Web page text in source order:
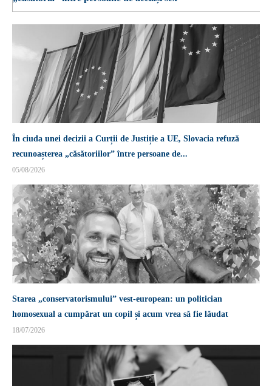
În ciuda unei decizii a Curții de Justiție a UE, Slovacia refuză
recunoașterea „căsătoriilor” între persoane de...
05/08/2026
Starea „conservatorismului” vest-european: un politician
homosexual a cumpărat un copil și acum vrea să fie lăudat
18/07/2026